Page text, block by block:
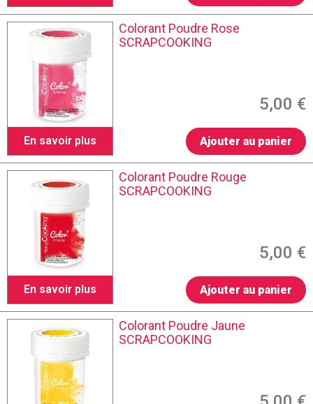
En savoir plus
Colorant Poudre Rose
SCRAPCOOKING
5,00 €
Ajouter au panier
En savoir plus
Colorant Poudre Rouge
SCRAPCOOKING
5,00 €
Ajouter au panier
Colorant Poudre Jaune
SCRAPCOOKING